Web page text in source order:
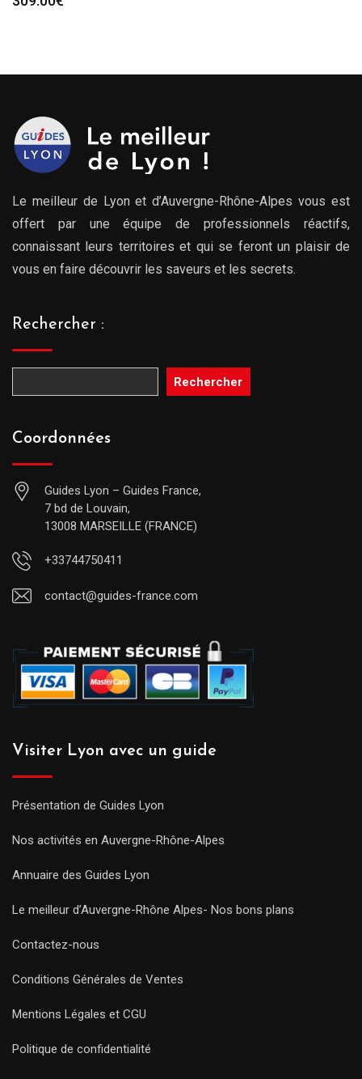
Le meilleur de Lyon et d’Auvergne-Rhône-Alpes vous est
offert par une équipe de professionnels réactifs,
connaissant leurs territoires et qui se feront un plaisir de
vous en faire découvrir les saveurs et les secrets.
Rechercher :
Rechercher
Coordonnées
Guides Lyon – Guides France,
7 bd de Louvain,
13008 MARSEILLE (FRANCE)
+33744750411
contact@guides-france.com
Visiter Lyon avec un guide
Présentation de Guides Lyon
Nos activités en Auvergne-Rhône-Alpes
Annuaire des Guides Lyon
Le meilleur d’Auvergne-Rhône Alpes- Nos bons plans
Contactez-nous
Conditions Générales de Ventes
Mentions Légales et CGU
Politique de confidentialité